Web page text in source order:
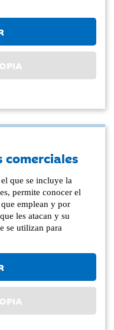
comerciales
que se incluye la
permite conocer el
emplean y por
les atacan y su
se utilizan para